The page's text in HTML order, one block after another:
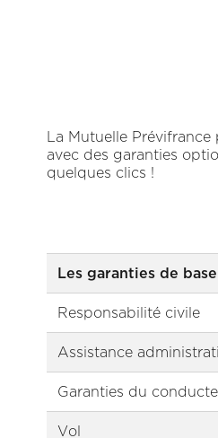
La Mutuelle
avec des garanties
quelques clics !
Les garanties de
Responsabilité civile
Assistance
Garanties du
Vol